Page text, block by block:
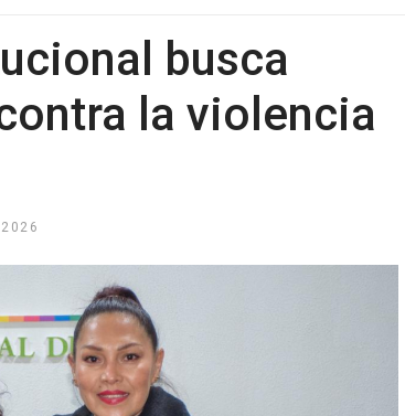
busca
la violencia